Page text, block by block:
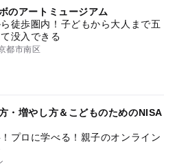
のアートミュージアム
徒歩圏内！子どもから大人まで五
没入できる
都市南区
・増やし方＆こどものためのNISA
プロに学べる！親子のオンライン